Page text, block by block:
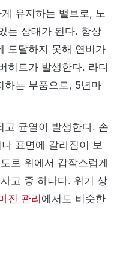
유지하는 밸브로, 노
는 상태가 된다. 항상
도달하지 못해 연비가
히트가 발생한다. 라디
하는 부품으로, 5년마
고 균열이 발생한다. 손
표면에 갈라짐이 보
로 위에서 갑작스럽게
고 중 하나다. 위기 상
진 관리에서도 비슷한